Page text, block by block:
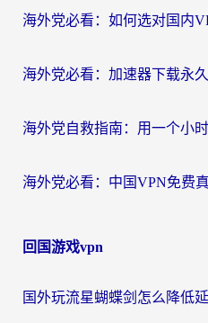
回国游戏vpn